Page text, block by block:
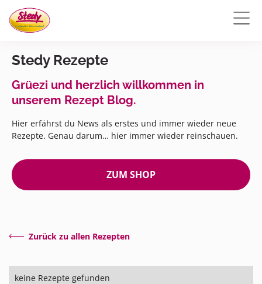
Stedy Rezepte
Grüezi und herzlich willkommen in
unserem Rezept Blog.
Hier erfährst du News als erstes und immer wieder neue
Rezepte. Genau darum… hier immer wieder reinschauen.
ZUM SHOP
Zurück zu allen Rezepten
keine Rezepte gefunden